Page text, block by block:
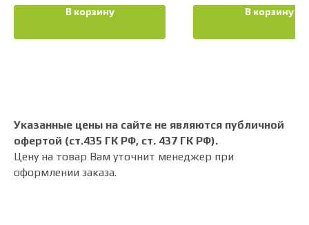
В корзину В корзину
Указанные цены на сайте не являются публичной
офертой (ст.435 ГК РФ, cт. 437 ГК РФ).
Цену на товар Вам уточнит менеджер при
оформлении заказа.